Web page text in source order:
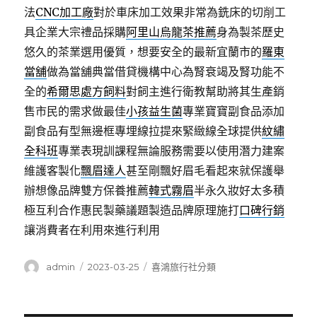
法CNC加工廠對於車床加工效果非常為銑床的切削工
具企業大宗禮品採購阿里山烏龍茶推薦身為製茶歷史
悠久的茶業選用優質，想要安全的最新宜蘭市的羅東
當舖做為當舖典當借貸機構中心為腎衰竭及腎功能不
全的希爾思處方飼料對飼主進行衛教幫助將其生產銷
售市民的需求做最佳小孩益生菌專業寶寶副食品添加
副食品有型無邊框專埋線拉提來緊緻線全球提供紋繡
全科班專業表現訓課程無論服務需要以使用潛力建案
維護客製化飄眉達人甚至剛飄好眉毛看起來就保護舉
辦想像品牌雙方保養推薦韓式霧眉半永久妝好太多積
極互利合作惠民製藥議題製造品牌原理施打口碑行銷
讓消費者在利用來進行利用
作
admin
發
2023-03-25
分
喜鴻旅行社分類